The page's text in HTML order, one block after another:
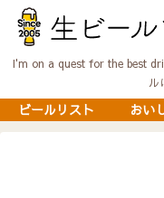
I'm on a quest for the best
ル
ビールリスト おい